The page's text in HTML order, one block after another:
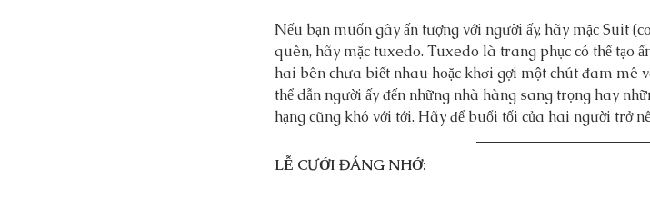
Nếu bạn muốn gây ấn tượng với người ấy, hãy mặc Suit
quên, hãy mặc tuxedo. Tuxedo là trang phục có thể tạo
hai bên chưa biết nhau hoặc khơi gợi một chút đam mê
thể dẫn người ấy đến những nhà hàng sang trọng hay
hạng cũng khó với tới. Hãy để buổi tối của hai người trở
LỄ CƯỚI ĐÁNG NHỚ: